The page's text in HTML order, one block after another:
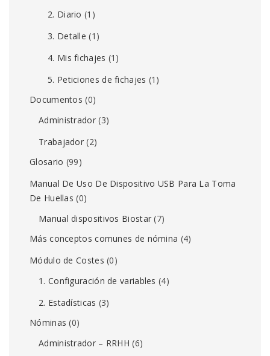
2. Diario (1)
3. Detalle (1)
4. Mis fichajes (1)
5. Peticiones de fichajes (1)
Documentos (0)
Administrador(3)
Trabajador (2)
Glosario (99)
Manual De Uso De Dispositivo USB Para La Toma
De Huellas (0)
Manual dispositivos Biostar (7)
Más conceptos comunes de nómina (4)
Módulo de Costes (0)
1. Configuración de variables (4)
2. Estadísticas (3)
Nóminas (0)
Administrador – RRHH (6)